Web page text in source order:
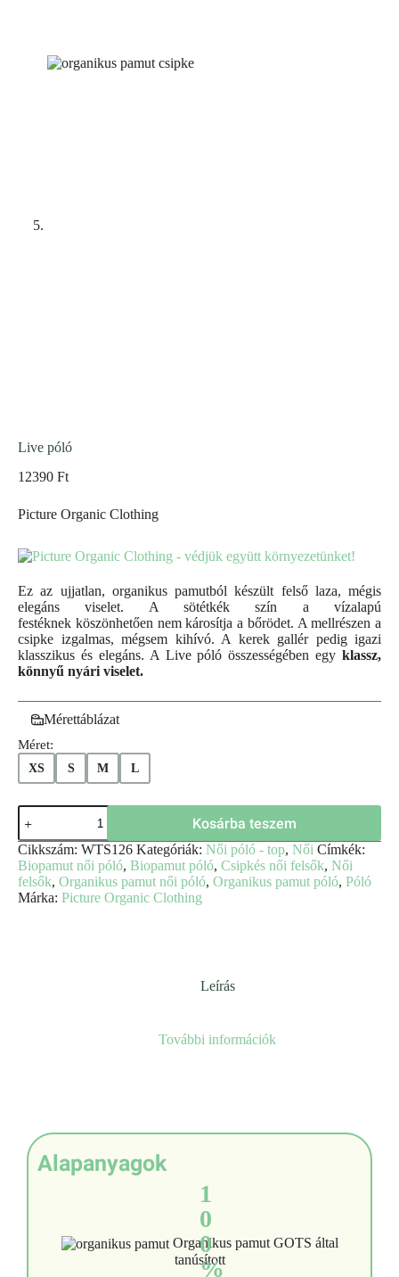
Live póló
12390 Ft
Picture Organic Clothing
Ez az ujjatlan, organikus pamutból készült felső laza, mégis
elegáns viselet. A sötétkék szín a vízalapú
festéknek köszönhetően nem károsítja a bőrödet. A mellrészen a
csipke izgalmas, mégsem kihívó. A kerek gallér pedig igazi
klasszikus és elegáns. A Live póló összességében egy klassz,
könnyű nyári viselet.
Mérettáblázat
Méret:
XS S M L
Kosárba teszem
Cikkszám: WTS126 Kategóriák: Női póló - top, Női Címkék:
Biopamut női póló, Biopamut póló, Csipkés női felsők, Női
felsők, Organikus pamut női póló, Organikus pamut póló, Póló
Márka: Picture Organic Clothing
Leírás
További információk
Alapanyagok
1
0
0
%
Organikus pamut GOTS által
tanúsított